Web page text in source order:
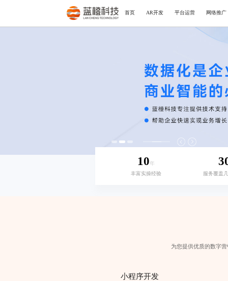
首页 AR开发 平台运营 网络推广
10年
丰富实操经验
服务覆盖
为您提供优质的数字
小程序开发